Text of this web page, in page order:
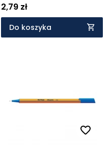
2,79 zł
Do koszyka